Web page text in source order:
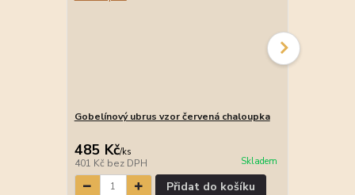
Gobelínový ubrus vzor červená chaloupka
485 Kč/ks
401 Kč bez DPH Skladem
Přidat do košíku